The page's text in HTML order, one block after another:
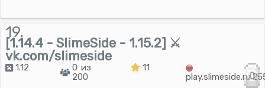
19.
[1.14.4 - SlimeSide - 1.15.2] ⚔
vk.com/slimeside
1.12
0 из
200
11
0